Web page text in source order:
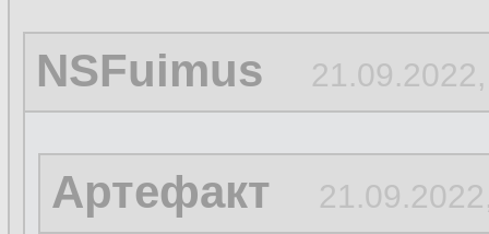
NSFuimus
Артефакт